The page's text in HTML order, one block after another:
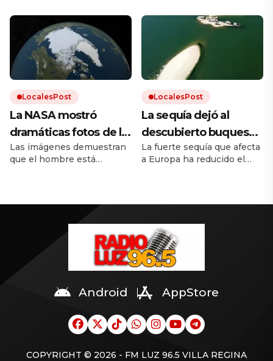
impacto de un
asteroide: «Volverá a
ocurrir»
de defensa planetaria para
evitar un fenómeno como
el que extinguió a los
dinosaurios.
recuperación
de trabajo. Debido a los
cruces con otras razas y a la
falta de un estándar oficial,
el dogo español estuvo al
borde la extinción.
LocalesPost
La NASA mostró
dramáticas fotos de la
Tierra antes y después
del cambio climático
Las imágenes demuestran
que el hombre está
desmontes. Y la
LocalesPost
La sequía dejó al
descubierto buques
de guerra nazis
hundidos en un río
La fuerte sequía que afecta
a Europa ha reducido el
los restos de decenas de
hundidos durante la
Segunda Guerra Mundial.
Android AppStore
COPYRIGHT © 2026 - FM LUZ 96.5 VILLA REGINA